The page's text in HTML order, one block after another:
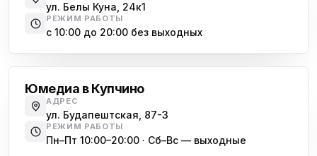
ул. Белы Куна, 24к1
РЕЖИМ РАБОТЫ
с 10:00 до 20:00 без выходных
Юмедиа в Купчино
АДРЕС
ул. Будапештская, 87-3
РЕЖИМ РАБОТЫ
Пн–Пт 10:00–20:00 · Сб–Вс — выходные